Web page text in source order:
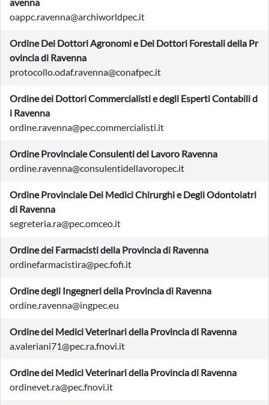
oappc.ravenna@archiworldpec.it
Ordine Dei Dottori Agronomi e Dei Dottori Forestali della Pr
ovincia di Ravenna
protocollo.odaf.ravenna@conafpec.it
Ordine dei Dottori Commercialisti e degli Esperti Contabili d
i Ravenna
ordine.ravenna@pec.commercialisti.it
Ordine Provinciale Consulenti del Lavoro Ravenna
ordine.ravenna@consulentidellavoropec.it
Ordine Provinciale Dei Medici Chirurghi e Degli Odontoiatri
di Ravenna
segreteria.ra@pec.omceo.it
Ordine dei Farmacisti della Provincia di Ravenna
ordinefarmacistira@pec.fofi.it
Ordine degli Ingegneri della Provincia di Ravenna
ordine.ravenna@ingpec.eu
Ordine dei Medici Veterinari della Provincia di Ravenna
a.valeriani71@pec.ra.fnovi.it
Ordine dei Medici Veterinari della Provincia di Ravenna
ordinevet.ra@pec.fnovi.it